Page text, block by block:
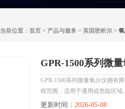
当前位置： 首页 > 产品与服务 > 英国密析尔 >
GPR-1500系列微
GPR-1500系列微量氧分仪拥有
程范围，适用于通用或危险区域。
更新时间： 2026-05-08